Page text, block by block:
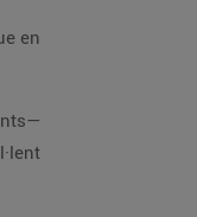
en